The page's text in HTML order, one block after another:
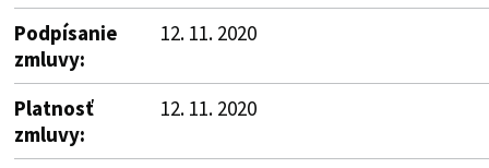
Podpísanie
zmluvy:
12. 11. 2020
Platnosť
zmluvy:
12. 11. 2020